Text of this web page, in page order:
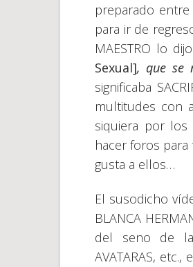
preparado
para ir de
MAESTRO lo dijo:
Sexual], que se
significaba
multitudes con
siquiera por
hacer foros para
gusta a ellos…
El susodicho
BLANCA
del seno de la
AVATARAS,